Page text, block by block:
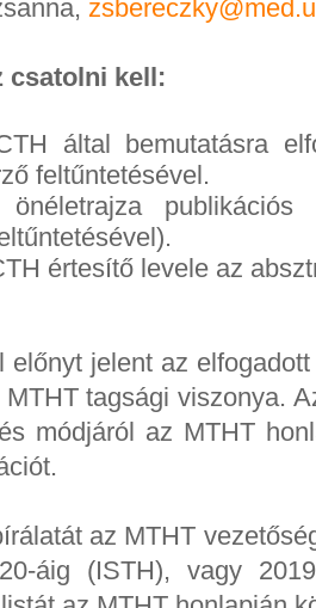
csatolni kell:
által bemutatásra
feltűntetésével.
értesítő levele az
előnyt jelent az
tagsági viszonya.
módjáról az MTHT
az MTHT
áig (ISTH), vagy